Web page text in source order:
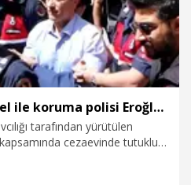
Eski Tunceli Valisi Sonel ile koruma polisi Eroğlu ve emekli polis Ertok tutuklandı
tarafından yürütülen
cezaevinde tutuklu